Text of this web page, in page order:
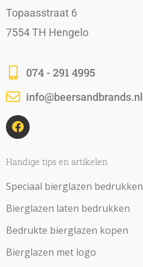
Topaasstraat 6
7554 TH Hengelo
074 - 291 4995
info@beersandbrands.nl
F
a
c
b
o
Handige tips en artikelen
Speciaal bierglazen bedrukken
Bierglazen laten bedrukken
Bedrukte bierglazen kopen
Bierglazen met logo